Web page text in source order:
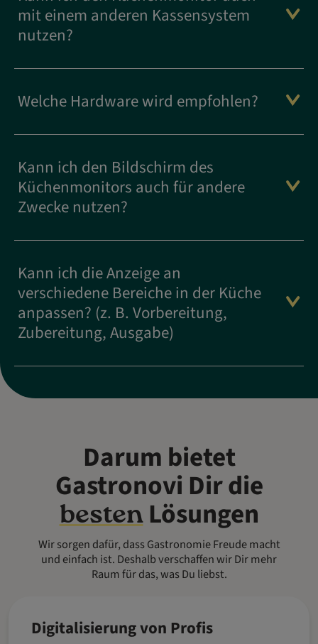
mit einem anderen Kassensystem
nutzen?
Welche Hardware wird empfohlen?
Kann ich den Bildschirm des
Küchenmonitors auch für andere
Zwecke nutzen?
Kann ich die Anzeige an
verschiedene Bereiche in der Küche
anpassen? (z. B. Vorbereitung,
Zubereitung, Ausgabe)
Darum bietet
Gastronovi Dir die
bestenLösungen
Wir sorgen dafür, dass Gastronomie Freude macht
und einfach ist. Deshalb verschaffen wir Dir mehr
Raum für das, was Du liebst.
Digitalisierung von Profis